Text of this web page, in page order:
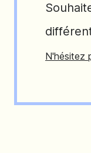
N'hésitez